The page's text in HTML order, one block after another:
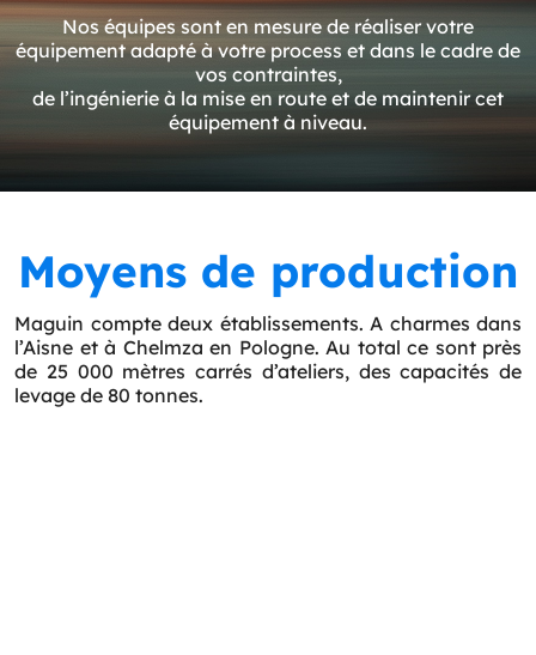
Nos équipes sont en mesure de réaliser votre
équipement adapté à votre process et dans le cadre de
vos contraintes,
de l’ingénierie à la mise en route et de maintenir cet
équipement à niveau.
Moyens de production
Maguin compte deux établissements. A charmes dans
l’Aisne et à Chelmza en Pologne. Au total ce sont près
de 25 000 mètres carrés d’ateliers, des capacités de
levage de 80 tonnes.